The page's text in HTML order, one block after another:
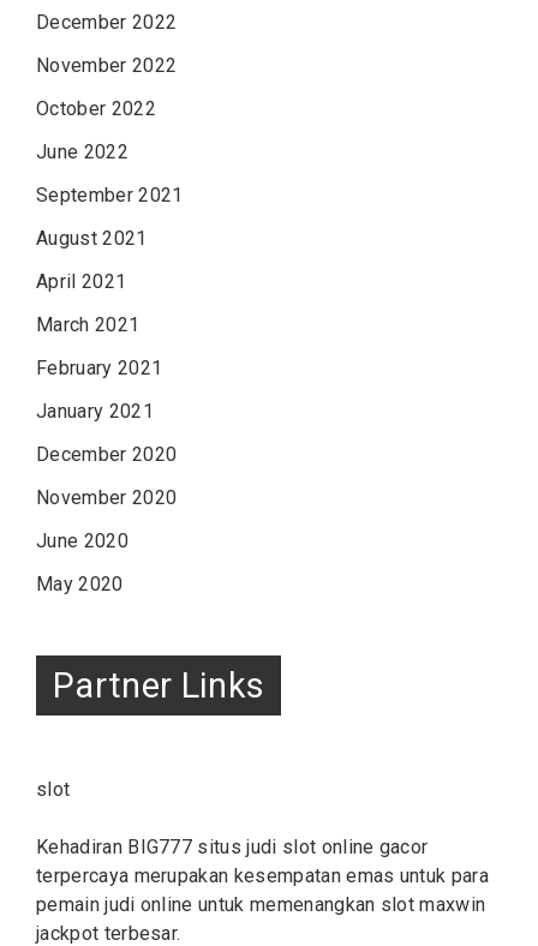
December 2022
November 2022
October 2022
June 2022
September 2021
August 2021
April 2021
March 2021
February 2021
January 2021
December 2020
November 2020
June 2020
May 2020
Partner Links
slot
Kehadiran BIG777 situs judi slot online gacor
terpercaya merupakan kesempatan emas untuk para
pemain judi online untuk memenangkan slot maxwin
jackpot terbesar.